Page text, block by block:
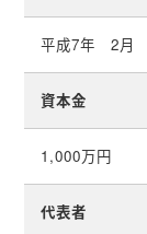
平成7年 2月
資本金
1,000万円
代表者